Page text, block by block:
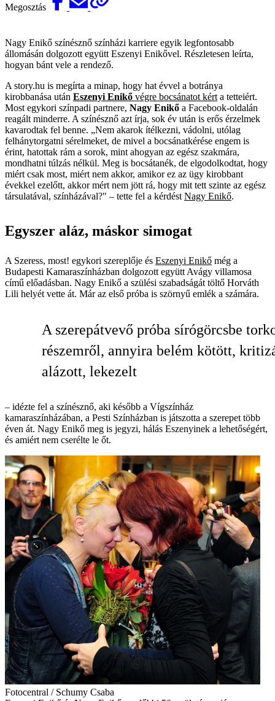
Megosztás
Nagy Enikő színésznő színházi karriere egyik legfontosabb
állomásán dolgozott együtt Eszenyi Enikővel. Részletesen leírta,
hogyan bánt vele a rendező.
A story.hu is megírta a minap, hogy hat évvel a botránya
kirobbanása után Eszenyi Enikő végre bocsánatot kért a tetteiért.
Most egykori színpadi partnere, Nagy Enikő a Facebook-oldalán
reagált minderre. A színésznő azt írja, sok év után is erős érzelmek
kavarodtak fel benne. „Nem akarok ítélkezni, vádolni, utólag
felhánytorgatni sérelmeket, de mivel a bocsánatkérése engem is
érint, hatottak rám a sorok, mint ahogyan az egész szakmára,
mondhatni túlzás nélkül. Meg is bocsátanék, de elgodolkodtat, hogy
miért csak most, miért nem akkor, amikor ez az ügy kirobbant
évekkel ezelőtt, akkor mért nem jött rá, hogy mit tett szinte az egész
társulatával, színházával?" – tette fel a kérdést Nagy Enikő.
Egyszer aláz, máskor simogat
A Szeress, most! egykori szereplője és Eszenyi Enikő még a
Budapesti Kamaraszínházban dolgozott együtt Avágy villamosa
című előadásban. Nagy Enikő a szülési szabadságát töltő Horváth
Lili helyét vette át. Már az első próba is szörnyű emlék a számára.
A szerepátvevő próba sírógörcsbe
részemről, annyira belém kötött,
alázott, lekezelt
– idézte fel a színésznő, aki később a Vígszínház
kamaraszínházában, a Pesti Színházban is játszotta a szerepet több
éven át. Nagy Enikő meg is jegyzi, hálás Eszenyinek a lehetőségért,
és amiért nem cserélte le őt.
Fotocentral / Schumy Csaba